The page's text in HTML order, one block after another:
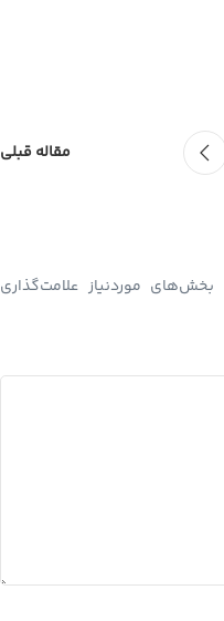
مقاله قبلی
بخش‌های موردنیاز علامت‌گذاری